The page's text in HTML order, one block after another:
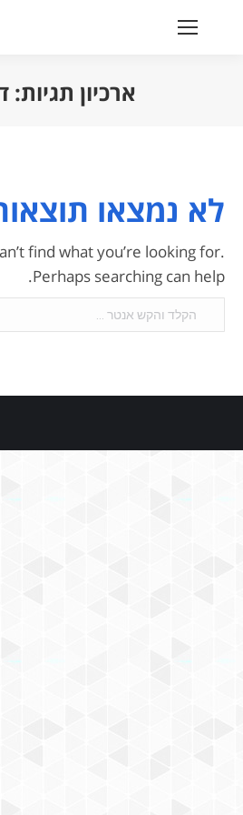
ארכיון תגיות:
לא נמצאו
find what you’re looking for.
Perhaps searching can help.
Search: